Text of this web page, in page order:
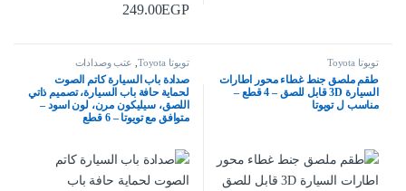
249.00EGP
تويوتا Toyota
طقم ملصق جنط غطاء محور اطارات
السيارة 3D قابل للصق – 4 قطع –
مناسب ل تويوتا
تويوتا Toyota عتب وصدادات
صدادة باب السيارة كاتم الصوت
لحماية حافة باب السيارة، تصميم ذاتي
اللصق، سيليكون مرن، لون اسود –
متوافق مع تويوتا – 6 قطع